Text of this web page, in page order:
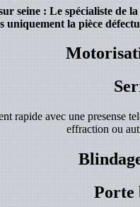
seine : Le spécialiste de
uniquement la pièce
rapide avec une presense
effraction ou
Porte